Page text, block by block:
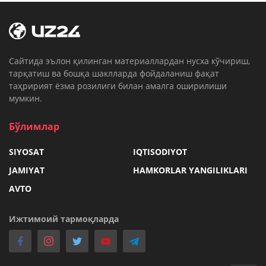
Cайтида эълон қилинган материаллардан нусха кўчириш,
тарқатиш ва бошқа шаклларда фойдаланиш фақат
таҳририят ёзма розилиги билан амалга оширилиши
мумкин.
Бўлимлар
SIYOSAT
IQTISODIYOT
JAMIYAT
HAMKORLAR YANGILIKLARI
AVTO
Ижтимоий тармоқларда